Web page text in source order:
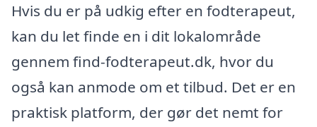
Hvis du er på udkig efter en fodterapeut,
kan du let finde en i dit lokalområde
gennem find-fodterapeut.dk, hvor du
også kan anmode om et tilbud. Det er en
praktisk platform, der gør det nemt for